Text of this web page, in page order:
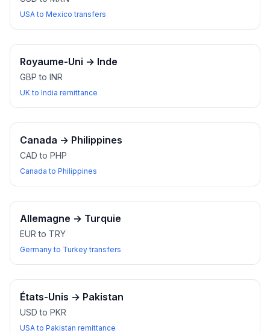
USA to Mexico transfers
Royaume-Uni → Inde
GBP to INR
UK to India remittance
Canada → Philippines
CAD to PHP
Canada to Philippines
Allemagne → Turquie
EUR to TRY
Germany to Turkey transfers
États-Unis → Pakistan
USD to PKR
USA to Pakistan remittance